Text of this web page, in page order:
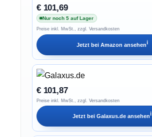
€ 101,69
Nur noch 5 auf Lager
Preise inkl. MwSt., zzgl. Versandkosten
Jetzt bei Amazon ansehenℹ︎
€ 101,87
Preise inkl. MwSt., zzgl. Versandkosten
Jetzt bei Galaxus.de ansehenℹ︎